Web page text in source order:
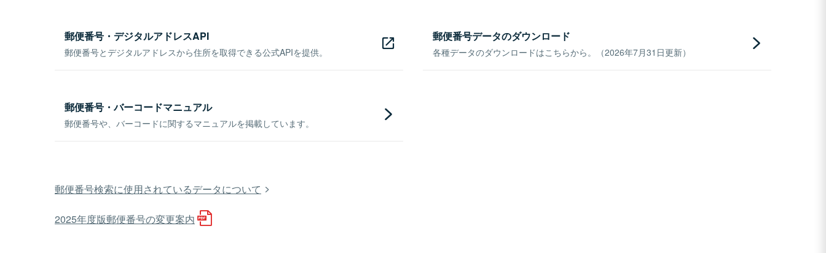
郵便番号・デジタルアドレスAPI
郵便番号とデジタルアドレスから住所を取得できる公式APIを提供。
郵便番号データのダウンロード
各種データのダウンロードはこちらから。（2026年7月31日更新）
郵便番号・バーコードマニュアル
郵便番号や、バーコードに関するマニュアルを掲載しています。
郵便番号検索に使用されているデータについて
2025年度版郵便番号の変更案内